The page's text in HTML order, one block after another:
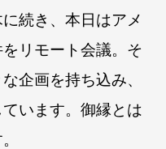
続き、本日はアメ
リモート会議。 そ
企画を持ち込み、
います。 御縁とは